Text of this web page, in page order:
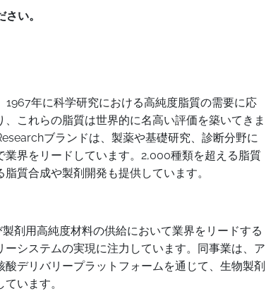
い。
年に科学研究における高純度脂質の需要に応
これらの脂質は世界的に名高い評価を築いてきま
ブランドは、製薬や基礎研究、診断分野に
界をリードしています。2,000種類を超える脂質
質合成や製剤開発も提供しています。
剤用高純度材料の供給において業界をリードする
システムの実現に注力しています。同事業は、ア
デリバリープラットフォームを通じて、生物製剤
います。